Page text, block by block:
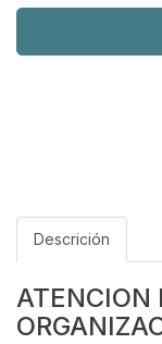
Descrición
ATENCION